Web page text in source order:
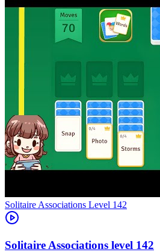
Level 142
142